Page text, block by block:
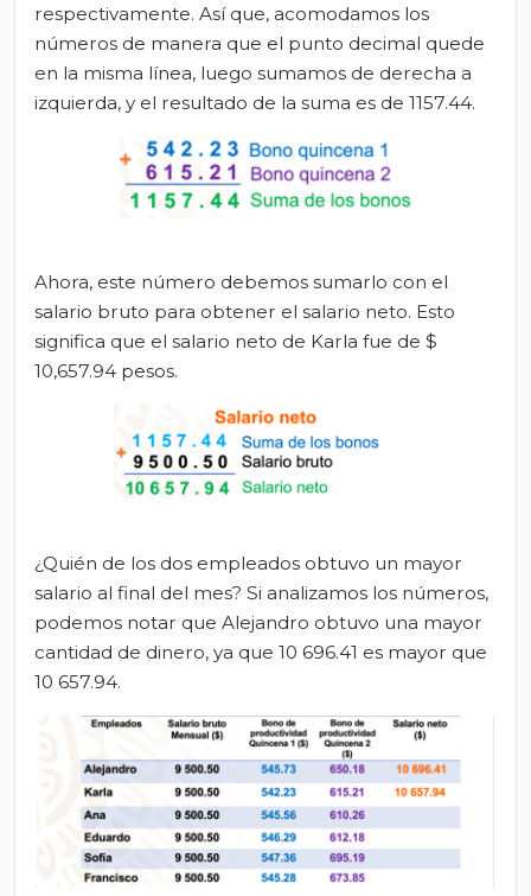
respectivamente. Así que, acomodamos los
números de manera que el punto decimal quede
en la misma línea, luego sumamos de derecha a
izquierda, y el resultado de la suma es de 1157.44.
Ahora, este número debemos sumarlo con el
salario bruto para obtener el salario neto. Esto
significa que el salario neto de Karla fue de $
10,657.94 pesos.
¿Quién de los dos empleados obtuvo un mayor
salario al final del mes? Si analizamos los números,
podemos notar que Alejandro obtuvo una mayor
cantidad de dinero, ya que 10 696.41 es mayor que
10 657.94.